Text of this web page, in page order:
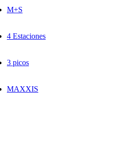
M+S
4 Estaciones
3 picos
MAXXIS